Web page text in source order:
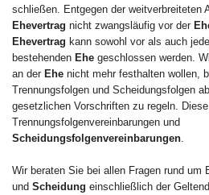
schließen. Entgegen der weitverbreiteten
Ehevertrag nicht zwangsläufig vor der
Ehevertrag kann sowohl vor als auch
bestehenden Ehe geschlossen werden.
an der Ehe nicht mehr festhalten wollen,
Trennungsfolgen und Scheidungsfolgen
gesetzlichen Vorschriften zu regeln. Diese
Trennungsfolgenvereinbarungen und
Scheidungsfolgenvereinbarungen
Wir beraten Sie bei allen Fragen rund um
und Scheidung einschließlich der